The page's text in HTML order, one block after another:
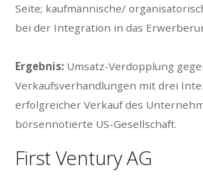
Seite; kaufmännische/
bei der Integration in das
Ergebnis: Umsatz-Verdopplung
Verkaufsverhandlungen mit drei
erfolgreicher Verkauf des
börsennotierte US-Gesellschaft.
First Ventury AG